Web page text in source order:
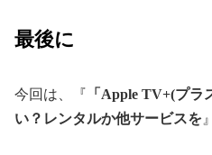
最後に
今回は、『 「Apple TV+(プ
い？レンタルか他サービスを